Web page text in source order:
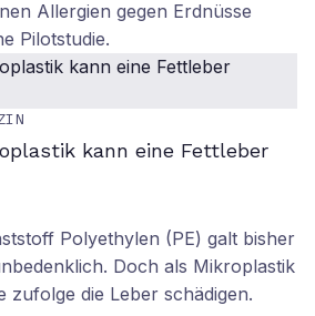
Allergien gegen Erdnüsse
Pilotstudie.
kann eine Fettleber
Polyethylen (PE) galt bisher
Doch als Mikroplastik
zufolge die Leber schädigen.